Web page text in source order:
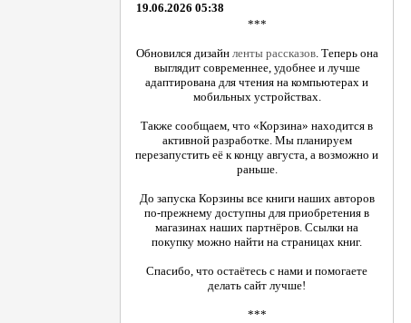
19.06.2026 05:38
***
Обновился дизайн ленты рассказов. Теперь она
выглядит современнее, удобнее и лучше
адаптирована для чтения на компьютерах и
мобильных устройствах.
Также сообщаем, что «Корзина» находится в
активной разработке. Мы планируем
перезапустить её к концу августа, а возможно и
раньше.
До запуска Корзины все книги наших авторов
по-прежнему доступны для приобретения в
магазинах наших партнёров. Ссылки на
покупку можно найти на страницах книг.
Спасибо, что остаётесь с нами и помогаете
делать сайт лучше!
***